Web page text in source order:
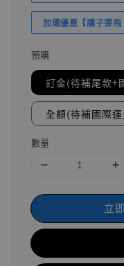
加購優惠【讓子彈
預購
訂金(待補尾款+
全額(待補國際
數量
立